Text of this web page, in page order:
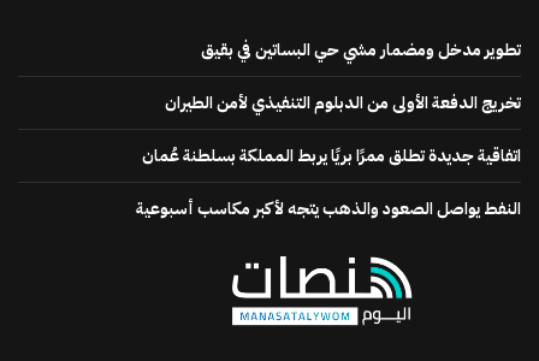
تطوير مدخل ومضمار مشي حي البساتين في بقيق
تخريج الدفعة الأولى من الدبلوم التنفيذي لأمن الطيران
اتفاقية جديدة تطلق ممرًا بريًا يربط المملكة بسلطنة عُمان
النفط يواصل الصعود والذهب يتجه لأكبر مكاسب أسبوعية